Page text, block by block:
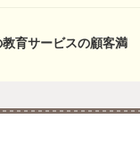
教育サービスの顧客満